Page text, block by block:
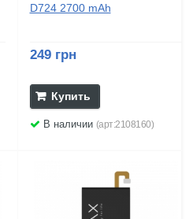
D724 2700 mAh
249 грн
Купить
В наличии (арт:2108160)